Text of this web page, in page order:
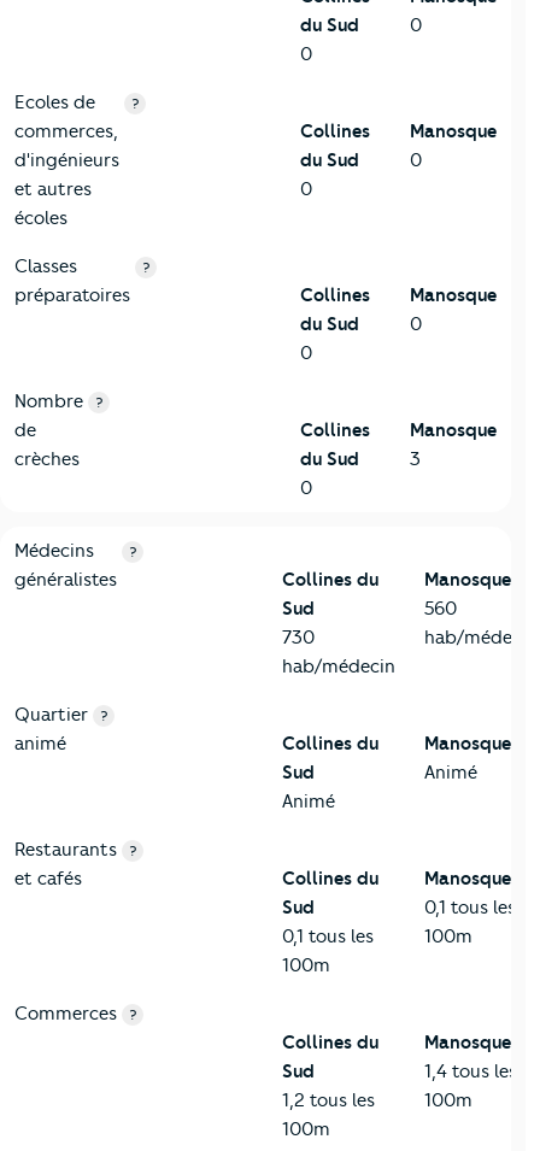
du Sud
0
0
Ecoles de
commerces,
d'ingénieurs
et autres
écoles
?
Collines
du Sud
0
Manosque
0
Classes
préparatoires
?
Collines
du Sud
0
Manosque
0
Nombre
de
crèches
?
Collines
du Sud
0
Manosque
3
5-Commerces
Critères Collines du Sud
Médecins
généralistes
?
Collines du
Sud
730
hab/médecin
Manosque
560
hab/médecin
Quartier
animé
?
Collines du
Sud
Animé
Manosque
Animé
Restaurants
et cafés
?
Collines du
Sud
0,1 tous les
100m
Manosque
0,1 tous les
100m
Commerces ?
Collines du
Sud
1,2 tous les
100m
Manosque
1,4 tous les
100m